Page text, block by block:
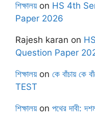
শিক্ষালয়on HS 4th
Paper 2026
Rajesh karan on
Question Paper
শিক্ষালয়on কে বাঁচায়
TEST
শিক্ষালয়on পথের দাবী: